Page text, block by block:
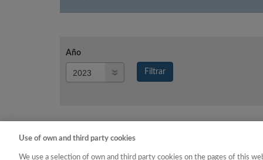
Año
Filtrar
Año
Use of own and third party cookies
We use a selection of own and third party cookies on the pages of this